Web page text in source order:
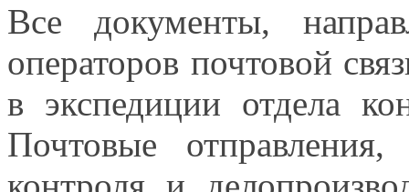
Все документы,
операторов почтовой
в экспедиции отдела
Почтовые